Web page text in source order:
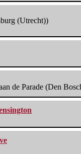
(Utrecht))
de Parade (Den